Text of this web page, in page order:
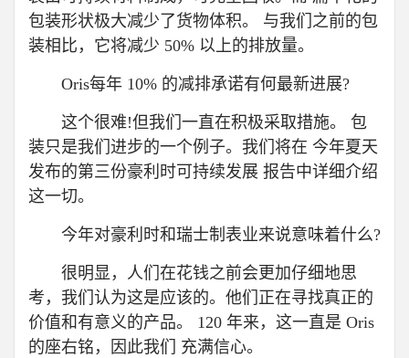
包装形状极大减少了货物体积。 与我们之前的包
装相比，它将减少 50% 以上的排放量。
Oris每年 10% 的减排承诺有何最新进展?
这个很难!但我们一直在积极采取措施。 包
装只是我们进步的一个例子。我们将在 今年夏天
发布的第三份豪利时可持续发展 报告中详细介绍
这一切。
今年对豪利时和瑞士制表业来说意味着什么?
很明显，人们在花钱之前会更加仔细地思
考，我们认为这是应该的。他们正在寻找真正的
价值和有意义的产品。 120 年来，这一直是 Oris
的座右铭，因此我们 充满信心。